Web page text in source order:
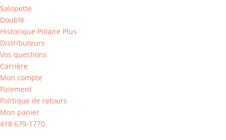
Salopette
Doublé
Historique Polaire Plus
Distributeurs
Vos questions
Carrière
Mon compte
Paiement
Politique de retours
Mon panier
418 679-1770